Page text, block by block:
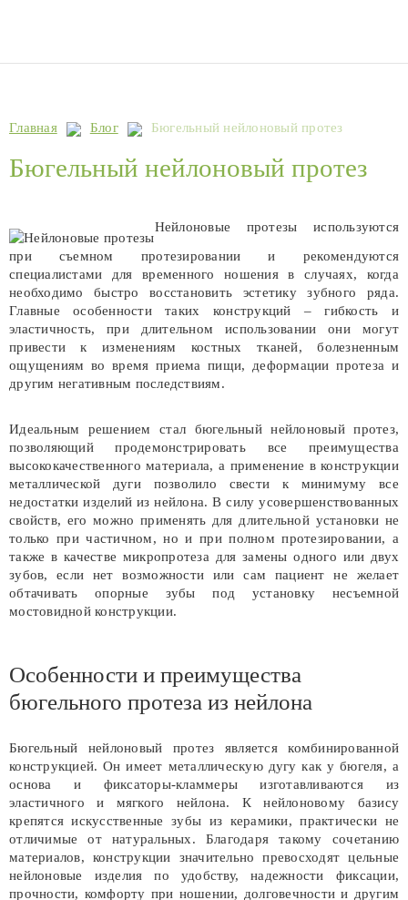
Главная Блог Бюгельный нейлоновый протез
Бюгельный нейлоновый протез
Нейлоновые протезы используются
при съемном протезировании и рекомендуются
специалистами для временного ношения в случаях, когда
необходимо быстро восстановить эстетику зубного ряда.
Главные особенности таких конструкций – гибкость и
эластичность, при длительном использовании они могут
привести к изменениям костных тканей, болезненным
ощущениям во время приема пищи, деформации протеза и
другим негативным последствиям.
Идеальным решением стал бюгельный нейлоновый протез,
позволяющий продемонстрировать все преимущества
высококачественного материала, а применение в конструкции
металлической дуги позволило свести к минимуму все
недостатки изделий из нейлона. В силу усовершенствованных
свойств, его можно применять для длительной установки не
только при частичном, но и при полном протезировании, а
также в качестве микропротеза для замены одного или двух
зубов, если нет возможности или сам пациент не желает
обтачивать опорные зубы под установку несъемной
мостовидной конструкции.
Особенности и преимущества
бюгельного протеза из нейлона
Бюгельный нейлоновый протез является комбинированной
конструкцией. Он имеет металлическую дугу как у бюгеля, а
основа и фиксаторы-кламмеры изготавливаются из
эластичного и мягкого нейлона. К нейлоновому базису
крепятся искусственные зубы из керамики, практически не
отличимые от натуральных. Благодаря такому сочетанию
материалов, конструкции значительно превосходят цельные
нейлоновые изделия по удобству, надежности фиксации,
прочности, комфорту при ношении, долговечности и другим